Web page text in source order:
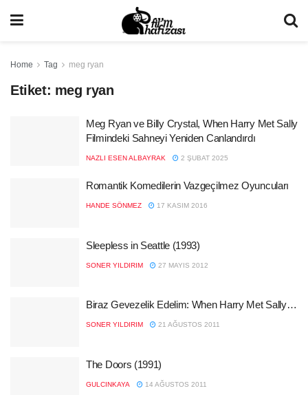
Home Tag meg ryan
Etiket: meg ryan
Meg Ryan ve Billy Crystal, When Harry Met Sally
Filmindeki Sahneyi Yeniden Canlandırdı
NAZLI ESEN ALBAYRAK 2 ŞUBAT 2025
Romantik Komedilerin Vazgeçilmez Oyuncuları
HANDE SÖNMEZ 17 KASIM 2016
Sleepless in Seattle (1993)
SONER YILDIRIM 27 MAYIS 2012
Biraz Gevezelik Edelim: When Harry Met Sally…
SONER YILDIRIM 21 AĞUSTOS 2011
The Doors (1991)
GULCINKAYA 14 AĞUSTOS 2011